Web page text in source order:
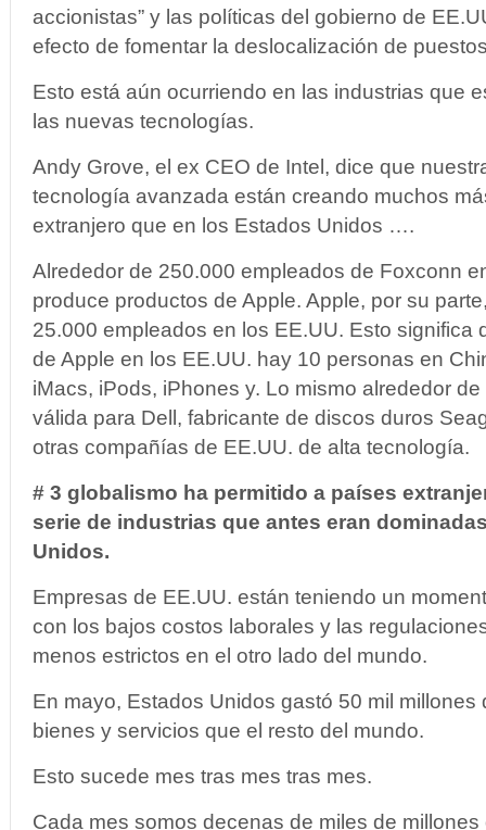
accionistas” y las políticas del gobierno de
efecto de fomentar la deslocalización de
Esto está aún ocurriendo en las industrias que
las nuevas tecnologías.
Andy Grove, el ex CEO de Intel, dice que
tecnología avanzada están creando muchos
extranjero que en los Estados Unidos ….
Alrededor de 250.000 empleados de Foxconn
produce productos de Apple. Apple, por su
25.000 empleados en los EE.UU. Esto significa
de Apple en los EE.UU. hay 10 personas en
iMacs, iPods, iPhones y. Lo mismo alrededor
válida para Dell, fabricante de discos duros
otras compañías de EE.UU. de alta tecnología.
# 3 globalismo ha permitido a países
serie de industrias que antes eran
Unidos.
Empresas de EE.UU. están teniendo un
con los bajos costos laborales y las
menos estrictos en el otro lado del mundo.
En mayo, Estados Unidos gastó 50 mil millones
bienes y servicios que el resto del mundo.
Esto sucede mes tras mes tras mes.
Cada mes somos decenas de miles de